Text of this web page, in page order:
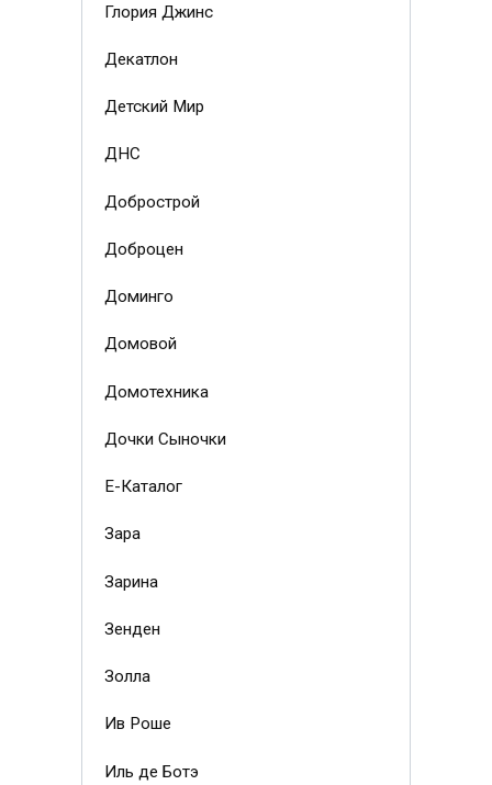
Глория Джинс
Декатлон
Детский Мир
ДНС
Добрострой
Доброцен
Доминго
Домовой
Домотехника
Дочки Сыночки
Е-Каталог
Зара
Зарина
Зенден
Золла
Ив Роше
Иль де Ботэ